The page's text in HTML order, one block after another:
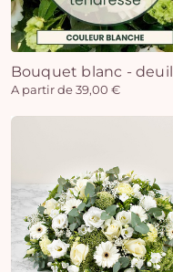
Bouquet blanc - deuil
A partir de 39,00 €